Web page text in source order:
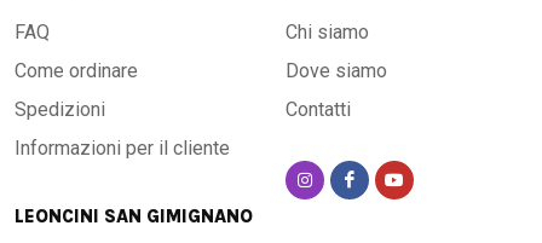
FAQ
Come ordinare
Spedizioni
Informazioni per il cliente
Chi siamo
Dove siamo
Contatti
LEONCINI SAN GIMIGNANO